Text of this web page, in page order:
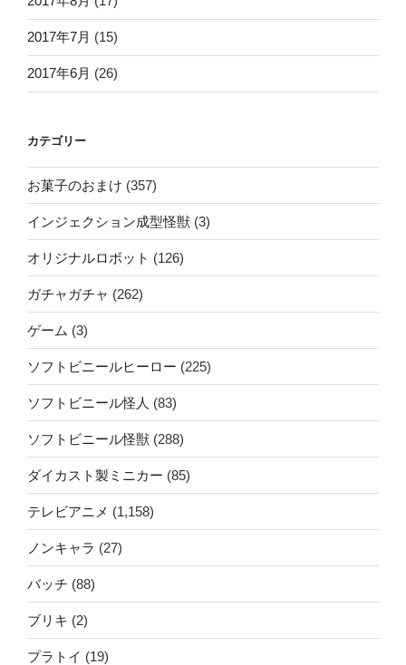
2017年7月 (15)
2017年6月 (26)
カテゴリー
お菓子のおまけ (357)
インジェクション成型怪獣 (3)
オリジナルロボット (126)
ガチャガチャ (262)
ゲーム (3)
ソフトビニールヒーロー (225)
ソフトビニール怪人 (83)
ソフトビニール怪獣 (288)
ダイカスト製ミニカー (85)
テレビアニメ (1,158)
ノンキャラ (27)
バッチ (88)
ブリキ (2)
プラトイ (19)